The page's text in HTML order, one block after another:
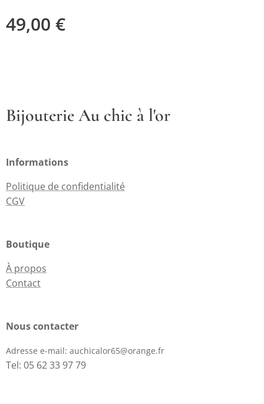
49,00 €
Bijouterie Au chic à l'or
Informations
Politique de confidentialité
CGV
Boutique
À propos
Contact
Nous contacter
Adresse e-mail: auchicalor65@orange.fr
Tel: 05 62 33 97 79